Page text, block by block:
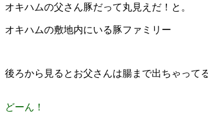
オキハムの父さん豚だって丸見えだ！と。
オキハムの敷地内にいる豚ファミリー
後ろから見るとお父さんは腸まで出ちゃって
どーん！